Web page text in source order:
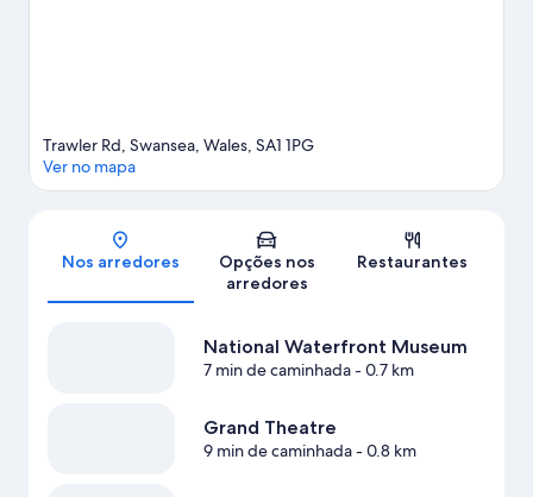
Mapa
Trawler Rd, Swansea, Wales, SA1 1PG
Ver no mapa
Nos arredores
Opções nos
arredores
Restaurantes
National Waterfront Museum
7 min de caminhada- 0.7 km
Grand Theatre
9 min de caminhada- 0.8 km